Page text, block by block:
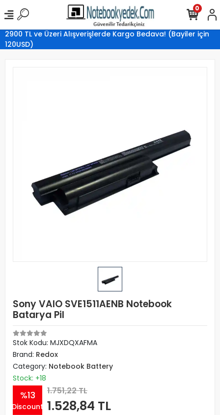
2900 TL ve Üzeri Alışverişlerde Kargo Bedava! (Bayiler için
120USD)
0
Sony VAIO SVE1511AENB Notebook
Batarya Pil
Stok Kodu: MJXDQXAFMA
Brand: Redox
Category: Notebook Battery
Stock: +18
%13
Discount
1.751,22 TL
1.528,84 TL